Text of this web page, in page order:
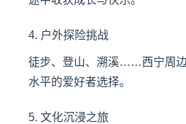
4. 户外探险挑战
徒步、登山、溯溪……西宁周
水平的爱好者选择。
5. 文化沉浸之旅